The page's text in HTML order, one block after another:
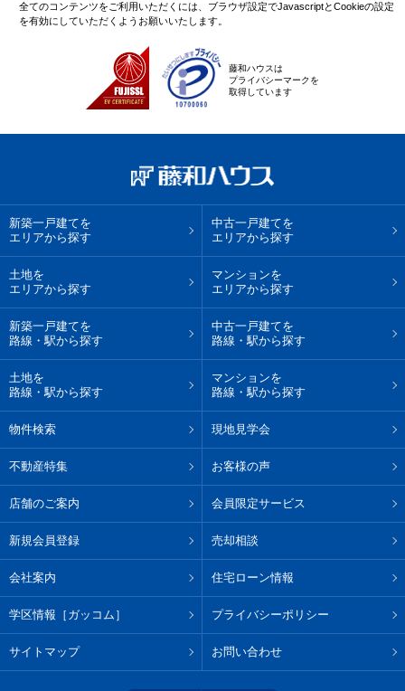
全てのコンテンツをご利用いただくには、ブラウザ設定でJavascriptとCookieの設定
を有効にしていただくようお願いいたします。
藤和ハウスは
プライバシーマークを
取得しています
新築一戸建てを
エリアから探す
中古一戸建てを
エリアから探す
土地を
エリアから探す
マンションを
エリアから探す
新築一戸建てを
路線・駅から探す
中古一戸建てを
路線・駅から探す
土地を
路線・駅から探す
マンションを
路線・駅から探す
物件検索 現地見学会
不動産特集 お客様の声
店舗のご案内 会員限定サービス
新規会員登録 売却相談
会社案内 住宅ローン情報
学区情報［ガッコム］ プライバシーポリシー
サイトマップ お問い合わせ